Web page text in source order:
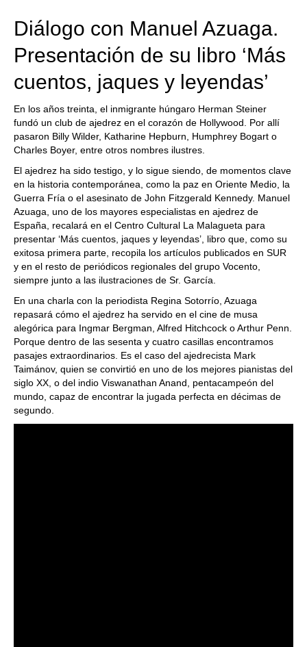
Diálogo con Manuel Azuaga.
Presentación de su libro ‘Más
cuentos, jaques y leyendas’
En los años treinta, el inmigrante húngaro Herman Steiner
fundó un club de ajedrez en el corazón de Hollywood. Por allí
pasaron Billy Wilder, Katharine Hepburn, Humphrey Bogart o
Charles Boyer, entre otros nombres ilustres.
El ajedrez ha sido testigo, y lo sigue siendo, de momentos clave
en la historia contemporánea, como la paz en Oriente Medio, la
Guerra Fría o el asesinato de John Fitzgerald Kennedy. Manuel
Azuaga, uno de los mayores especialistas en ajedrez de
España, recalará en el Centro Cultural La Malagueta para
presentar ‘Más cuentos, jaques y leyendas’, libro que, como su
exitosa primera parte, recopila los artículos publicados en SUR
y en el resto de periódicos regionales del grupo Vocento,
siempre junto a las ilustraciones de Sr. García.
En una charla con la periodista Regina Sotorrío, Azuaga
repasará cómo el ajedrez ha servido en el cine de musa
alegórica para Ingmar Bergman, Alfred Hitchcock o Arthur Penn.
Porque dentro de las sesenta y cuatro casillas encontramos
pasajes extraordinarios. Es el caso del ajedrecista Mark
Taimánov, quien se convirtió en uno de los mejores pianistas del
siglo XX, o del indio Viswanathan Anand, pentacampeón del
mundo, capaz de encontrar la jugada perfecta en décimas de
segundo.